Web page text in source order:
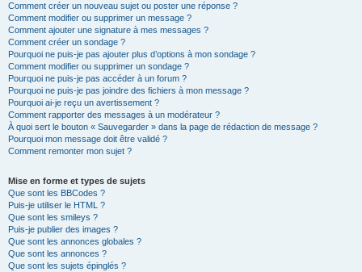
Comment créer un nouveau sujet ou poster une réponse ?
Comment modifier ou supprimer un message ?
Comment ajouter une signature à mes messages ?
Comment créer un sondage ?
Pourquoi ne puis-je pas ajouter plus d’options à mon sondage ?
Comment modifier ou supprimer un sondage ?
Pourquoi ne puis-je pas accéder à un forum ?
Pourquoi ne puis-je pas joindre des fichiers à mon message ?
Pourquoi ai-je reçu un avertissement ?
Comment rapporter des messages à un modérateur ?
À quoi sert le bouton « Sauvegarder » dans la page de rédaction de message ?
Pourquoi mon message doit être validé ?
Comment remonter mon sujet ?
Mise en forme et types de sujets
Que sont les BBCodes ?
Puis-je utiliser le HTML ?
Que sont les smileys ?
Puis-je publier des images ?
Que sont les annonces globales ?
Que sont les annonces ?
Que sont les sujets épinglés ?